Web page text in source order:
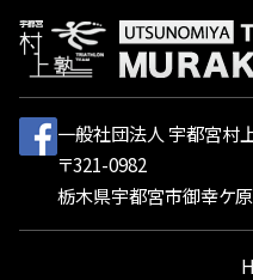
一般社団法人 宇都宮村
〒321-0982
栃木県宇都宮市御幸ケ